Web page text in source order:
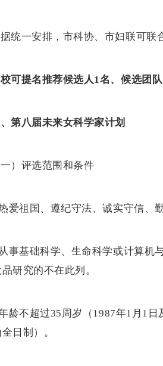
一安排，市科协、市妇联可联
可提名推荐候选人1名、候选团
第八届未来女科学家计划
评选范围和条件
祖国、遵纪守法、诚实守信、勤
基础科学、生命科学或计算机与
研究的不在此列。
不超过35周岁（1987年1月1日
日制）。